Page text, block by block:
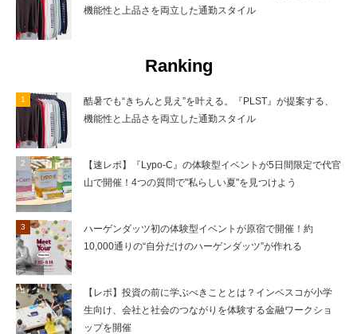
機能性と上品さを両立した通勤スタイル
Ranking
酷暑でも“きちんと見え”を叶える。『PLST』が提案する、
機能性と上品さを両立した通勤スタイル
【速レポ】『Lypo-C』の体験型イベントが5日間限定で代官
山で開催！4つの質問で"私らしい夏"を見つけよう
ハーゲンダッツ初の体験型イベントが原宿で開催！約
10,000通りの“自分だけのハーゲンダッツ”が作れる
【レポ】投資の前に学ぶべきこととは？インベスコが小学
生向け、会社と社会のつながりを体験する金融ワークショ
ップを開催